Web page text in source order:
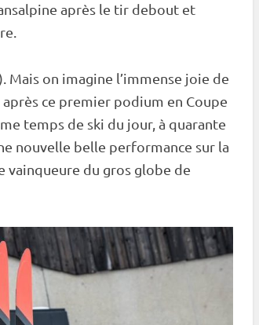
après le tir debout et
Mais on imagine l’immense joie de
ce premier podium en Coupe
temps de ski du jour, à quarante
nouvelle belle performance sur la
vainqueure du gros globe de